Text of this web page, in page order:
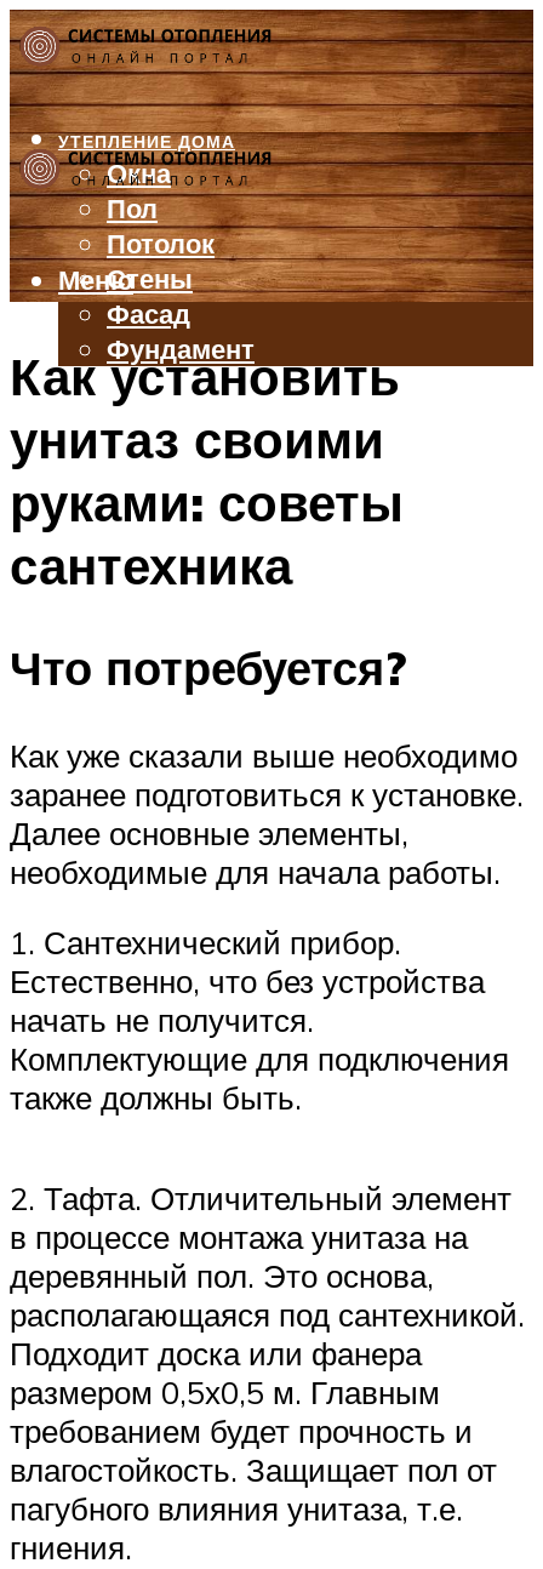
УТЕПЛЕНИЕ ДОМА
Окна
Пол
Потолок
Стены
Фасад
Фундамент
БАЛКОН И ЛОДЖИЯ
ВЕНТИЛЯЦИЯ
ТРУБЫ
Меню
Меню
Как установить
унитаз своими
руками: советы
сантехника
Что потребуется?
Как уже сказали выше необходимо
заранее подготовиться к установке.
Далее основные элементы,
необходимые для начала работы.
1. Сантехнический прибор.
Естественно, что без устройства
начать не получится.
Комплектующие для подключения
также должны быть.
2. Тафта. Отличительный элемент
в процессе монтажа унитаза на
деревянный пол. Это основа,
располагающаяся под сантехникой.
Подходит доска или фанера
размером 0,5х0,5 м. Главным
требованием будет прочность и
влагостойкость. Защищает пол от
пагубного влияния унитаза, т.е.
гниения.